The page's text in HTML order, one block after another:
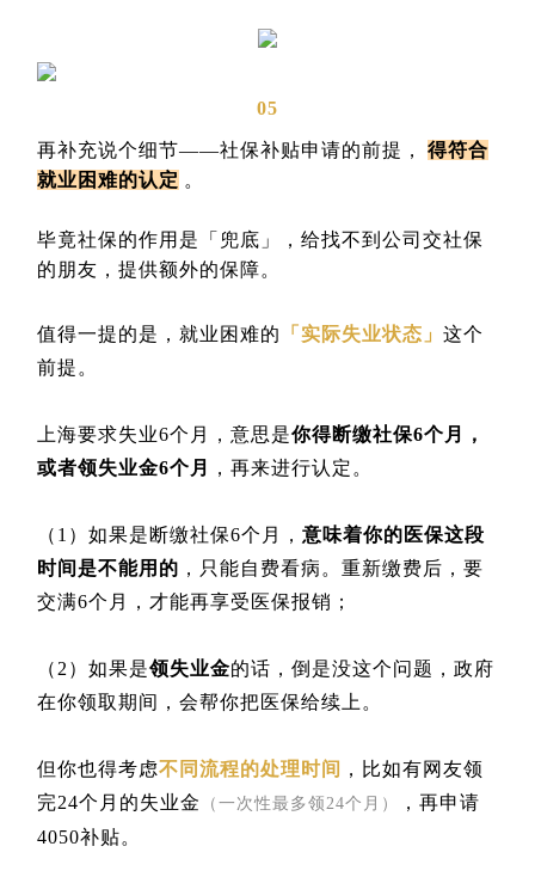
05
再补充说个细节——社保补贴申请的前提，
得符合
就业困难的认定 。
毕竟社保的作用是「兜底」，给找不到公司交社保
的朋友，提供额外的保障。
值得一提的是，就业困难的 「实际失业状态」 这个
前提。
上海要求失业6个月，意思是你得断缴社保6个月，
或者领失业金6个月
，再来进行认定。
（1）如果是断缴社保6个月， 意味着你的医保这段
时间是不能用的 ，只能自费看病。重新缴费后，要
交满6个月，才能再享受医保报销；
（2）如果是领失业金的话，倒是没这个问题，政府
在你领取期间，会帮你把医保给续上。
但你也得考虑不同流程的处理时间 ，比如有网友领
完24个月的失业金
（一次性最多领24个月）
，再申请
4050补贴。